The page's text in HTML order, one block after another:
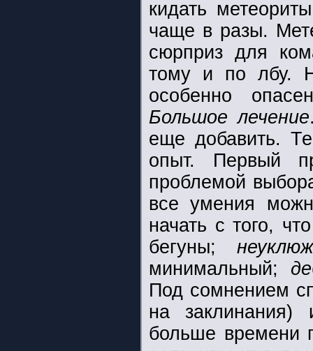
кидать
чаще в разы.
сюрприз для
тому и по лбу.
особенно
Большое лечение
еще добавить.
опыт. Первый
проблемой
все умения
начать с того,
бегуны;
минимальный;
Под сомнением
на
больше времени